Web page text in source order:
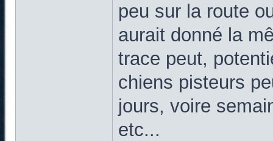
peu sur la route
aurait donné la
trace peut,
chiens pisteurs
jours, voire
etc...